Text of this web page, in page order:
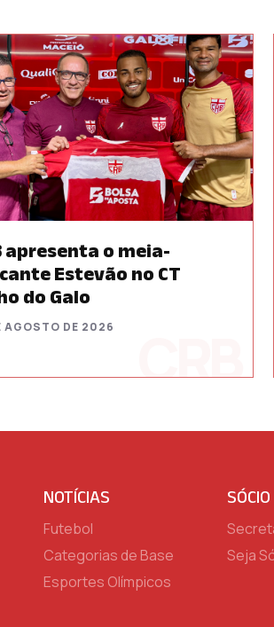
apresenta o meia-
Estevão no CT
do Galo
AGOSTO DE 2026
NOTÍCIAS
Futebol
Categorias de Base
Esportes Olímpicos
Seja